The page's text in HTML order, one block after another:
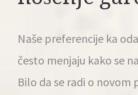
Naše preferencije ka
često menjaju kako se
Bilo da se radi o novom